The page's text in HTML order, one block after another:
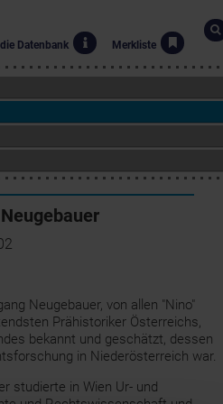
Datenbank Merkliste
Neugebauer, von allen "Nino"
Prähistoriker Österreichs,
bekannt und geschätzt, dessen
in Niederösterreich war.
studierte in Wien Ur- und